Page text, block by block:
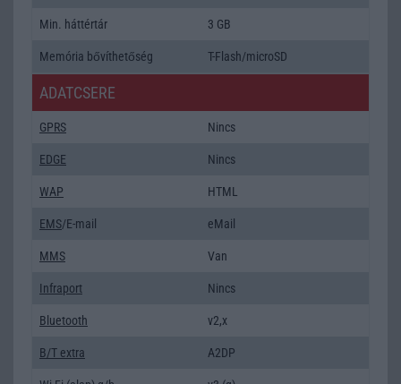
Min. háttértár 3 GB
Memória bővíthetőség T-Flash/microSD
ADATCSERE
GPRS Nincs
EDGE Nincs
WAP HTML
EMS/E-mail eMail
MMS Van
Infraport Nincs
Bluetooth v2,x
B/T extra A2DP